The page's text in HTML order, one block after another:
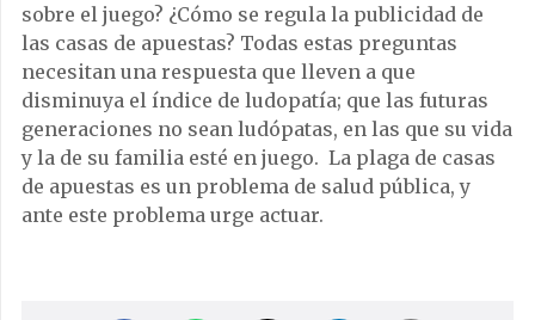
sobre el juego? ¿Cómo se regula la publicidad de
las casas de apuestas? Todas estas preguntas
necesitan una respuesta que lleven a que
disminuya el índice de ludopatía; que las futuras
generaciones no sean ludópatas, en las que su vida
y la de su familia esté en juego. La plaga de casas
de apuestas es un problema de salud pública, y
ante este problema urge actuar.